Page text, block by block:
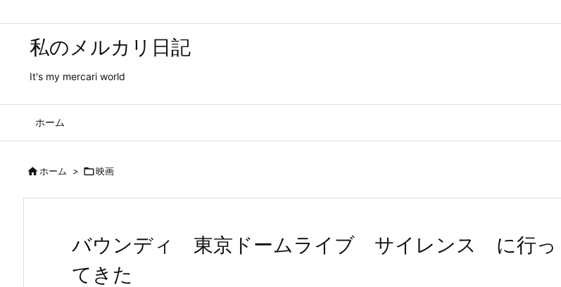
私のメルカリ日記
It's my mercari world
ホーム
ホーム > 映画
バウンディ 東京ドームライブ サイレンス に行っ
てきた